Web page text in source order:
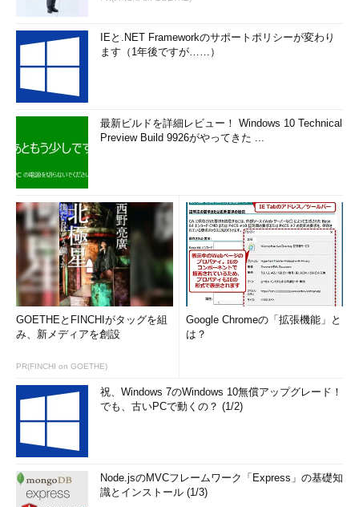
IEと.NET Frameworkのサポートポリシーが変わり
ます（1年後ですが……）
最新ビルドを詳細レビュー！ Windows 10 Technical
Preview Build 9926がやってきた ...
GOETHEとFINCHIがタッグを組
み、新メディアを創設
PR(FINCHI on GOETHE)
Google Chromeの「拡張機能」と
は？
祝、Windows 7のWindows 10無償アップグレード！
でも、古いPCで動くの？ (1/2)
Node.jsのMVCフレームワーク「Express」の基礎知
識とインストール (1/3)